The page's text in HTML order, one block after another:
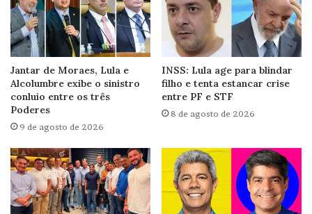
Jantar de Moraes, Lula e
Alcolumbre exibe o sinistro
conluio entre os três
Poderes
9 de agosto de 2026
INSS: Lula age para blindar
filho e tenta estancar crise
entre PF e STF
8 de agosto de 2026